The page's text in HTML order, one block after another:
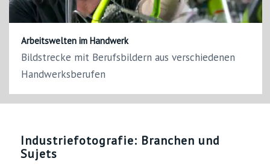
Arbeitswelten im Handwerk
Bildstrecke mit Berufsbildern aus verschiedenen
Handwerksberufen
Industriefotografie: Branchen und
Sujets